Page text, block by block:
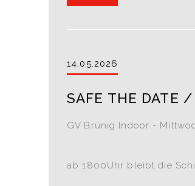
14.05.2026
SAFE THE DATE
GV Brünig Indoor -
ab 1800Uhr bleibt die